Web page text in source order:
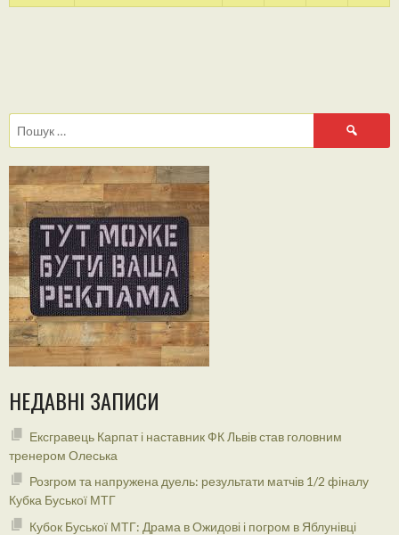
Пошук:
НЕДАВНІ ЗАПИСИ
Ексгравець Карпат і наставник ФК Львів став головним
тренером Олеська
Розгром та напружена дуель: результати матчів 1/2 фіналу
Кубка Буської МТГ
Кубок Буської МТГ: Драма в Ожидові і погром в Яблунівці